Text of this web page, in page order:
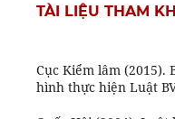
TÀI LIỆU THAM
Cục Kiểm lâm (2015).
hình thực hiện Luật